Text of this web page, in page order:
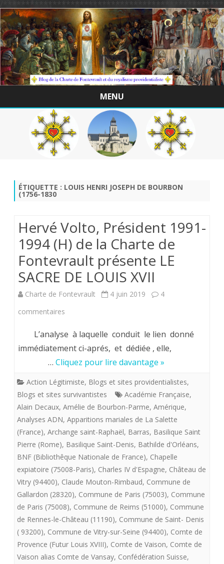
/
MENU
Skip
to
content
ÉTIQUETTE : LOUIS HENRI JOSEPH DE BOURBON
(1756-1830
Hervé Volto, Président 1991-
1994 (H) de la Charte de
Fontevrault présente LE
SACRE DE LOUIS XVII
Charte de Fontevrault 4 juin 2019
4
commentaires
Volto,
Président
1991-
1994
(H)
de
Charte
de
Fontevrault
présente
SACRE
L’analyse à laquelle conduit le lien donné
immédiatement ci-aprés, et dédiée , elle,
… Cliquez pour lire davantage »
Action Légitimiste, Blogs et sites providentialistes,
Blogs et sites survivantistes
Académie Française,
Alain Decaux, Amélie de Bourbon-Parme, Amérique,
Analyses ADN, Apparitions mariales de La Salette
(France), Archange saint-Raphaël, Barras, Basilique Saint
Pierre (Rome), Basilique Saint-Denis, Bathilde d'Orléans,
BNF (Bibliothêque Nationale de France), Chapelle
expiatoire (75008-Paris), Charles IV d'Espagne, Château de
Vitry (94400), Claude Mouton-Rimbaud, Commune de
Gallardon (28320), Commune de Paris (75003), Commune
de Paris (75008), Commune de Reims (51000), Commune
de Rennes-le-Château (11190), Commune de Saint- Denis
( 93200), Commune de Vitry-sur-Seine (94400), Comte de
Provence (Futur Louis XVIII), Comte de Vaison, Comte de
Vaison alias Comte de Vansay, Confédération Suisse,